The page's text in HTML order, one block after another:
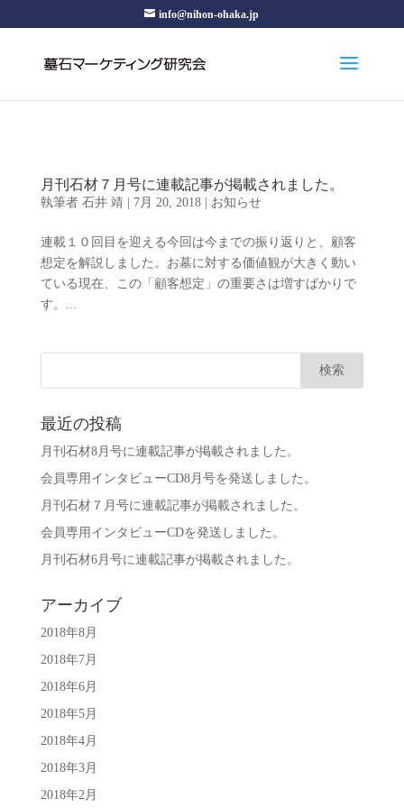
info@nihon-ohaka.jp
月刊石材７月号に連載記事が掲載されました。
執筆者 石井 靖| 7月 20, 2018| お知らせ
連載１０回目を迎える今回は今までの振り返りと、顧客
想定を解説しました。お墓に対する価値観が大きく動い
ている現在、この「顧客想定」の重要さは増すばかりで
す。...
最近の投稿
月刊石材8月号に連載記事が掲載されました。
会員専用インタビューCD8月号を発送しました。
月刊石材７月号に連載記事が掲載されました。
会員専用インタビューCDを発送しました。
月刊石材6月号に連載記事が掲載されました。
アーカイブ
2018年8月
2018年7月
2018年6月
2018年5月
2018年4月
2018年3月
2018年2月